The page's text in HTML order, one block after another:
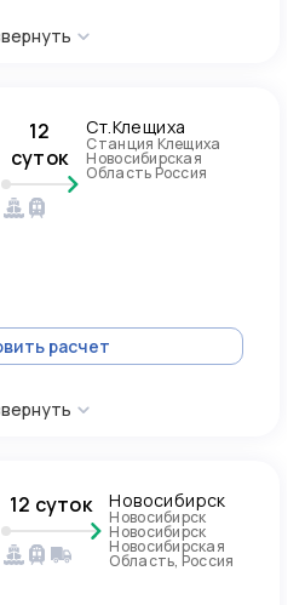
12
суток
Ст.Клещиха
Станция Клещиха
Новосибирская
Область Россия
расчет
12 суток Новосибирск
Новосибирск
Новосибирск
Новосибирская
Область, Россия